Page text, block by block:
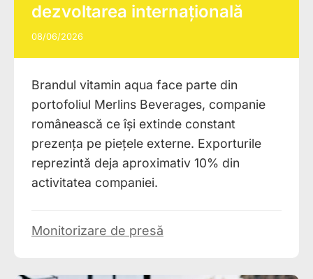
dezvoltarea internațională
08/06/2026
Brandul vitamin aqua face parte din
portofoliul Merlins Beverages, companie
românească ce își extinde constant
prezența pe piețele externe. Exporturile
reprezintă deja aproximativ 10% din
activitatea companiei.
Monitorizare de presă